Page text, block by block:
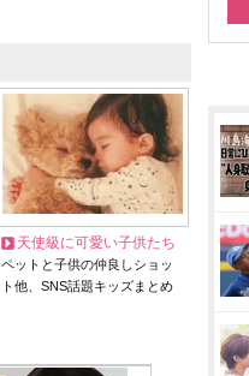
天使級に可愛い子供たち
ペットと子供の仲良しショッ
ト他、SNS話題キッズまとめ